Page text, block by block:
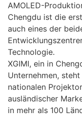
AMOLED-
Chengdu ist die
auch eines der
Technologie.
XGIMI, ein in
Unternehmen,
nationalen
ausländischer
in mehr als 100